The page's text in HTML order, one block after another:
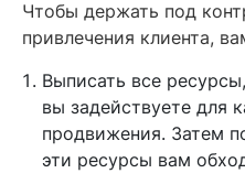
Чтобы держать под
привлечения клиента,
Выписать все
вы задействуете для
продвижения. Затем
эти ресурсы вам